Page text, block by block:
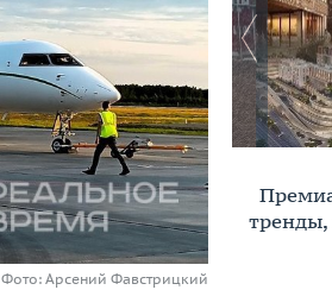
Фото: Арсений Фавстрицкий
тренды,